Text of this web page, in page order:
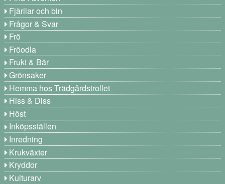
Fjärilar och bin
Frågor & Svar
Frö
Fröodla
Frukt & Bär
Grönsaker
Hemma hos Trädgårdstrollet
Hiss & Diss
Höst
Inköpsställen
Inredning
Krukväxter
Kryddor
Kulturarv